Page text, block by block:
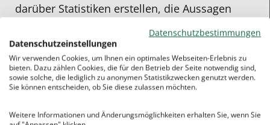
darüber Statistiken erstellen, die Aussagen
Seitenbesuchern treffen. Dies geschieht durch
die Analyse von Werbung und Informationen
von Drittanbietern. Dadurch können
Zielgruppen für Marketingaktivitäten
Datenschutzbestimmungen
Datenschutzeinstellungen
Wir verwenden Cookies, um Ihnen ein optimales Webseiten-Erlebnis zu
bieten. Dazu zählen Cookies, die für den Betrieb der Seite notwendig sind,
sowie solche, die lediglich zu anonymen Statistikzwecken genutzt werden.
Sie können entscheiden, ob Sie diese zulassen möchten.
Weitere Informationen und Änderungsmöglichkeiten erhalten Sie, wenn Sie